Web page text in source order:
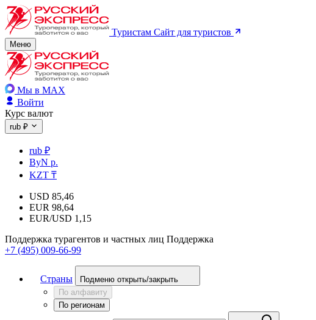
Туристам Сайт для туристов
Меню
Мы в MAX
Войти
Курс валют
rub ₽
rub ₽
ByN р.
KZT ₸
USD 85,46
EUR 98,64
EUR/USD 1,15
Поддержка турагентов и частных лиц Поддержка
+7 (495) 009-66-99
Страны
Подменю открыть/закрыть
По алфавиту
По регионам